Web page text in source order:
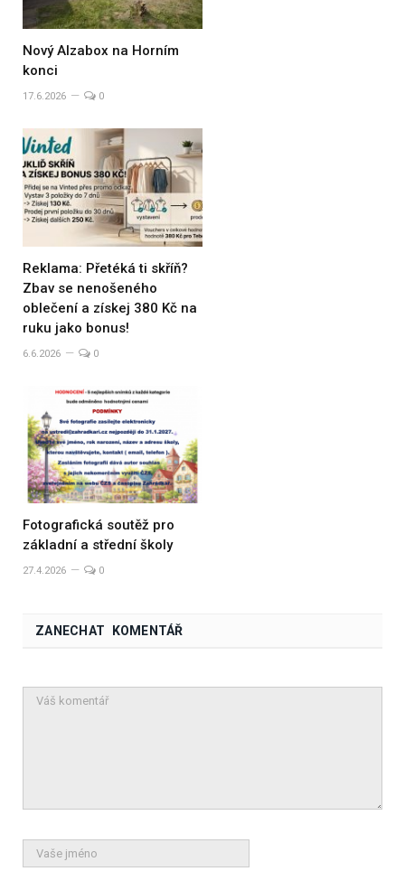
Nový Alzabox na Horním
konci
17.6.2026 0
Reklama: Přetéká ti skříň?
Zbav se nenošeného
oblečení a získej 380 Kč na
ruku jako bonus!
6.6.2026 0
Fotografická soutěž pro
základní a střední školy
27.4.2026 0
ZANECHAT KOMENTÁŘ